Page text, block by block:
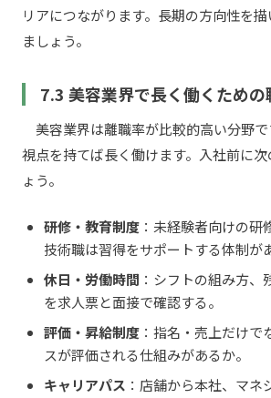
リアにつながります。長期の方向性を
ましょう。
7.3 美容業界で長く働くため
美容業界は離職率が比較的高い分野
視点を持てば長く働けます。入社前に
ょう。
研修・教育制度 ：未経験者向けの研
技術職は習得をサポートする体制が
休日・労働時間 ：シフトの組み方
を求人票と面接で確認する。
評価・昇給制度 ：指名・売上だけで
スが評価される仕組みがあるか。
キャリアパス ：店舗から本社、マ